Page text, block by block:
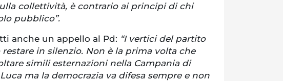
collettività, è contrario ai principi di chi
pubblico”.
anche un appello al Pd: “I vertici del partito
in silenzio. Non è la prima volta che
simili esternazioni nella Campania di
ma la democrazia va difesa sempre e non